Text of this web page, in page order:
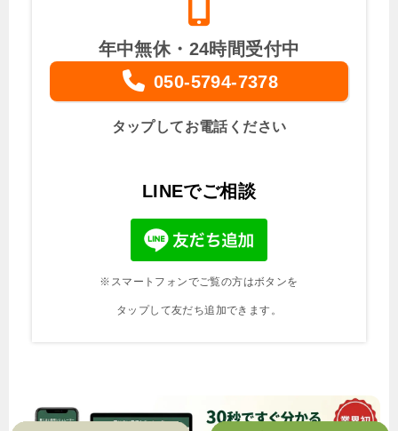
年中無休・24時間受付中
050-5794-7378
タップしてお電話ください
LINEでご相談
※スマートフォンでご覧の方はボタンを
タップして友だち追加できます。